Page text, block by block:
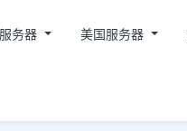
务器 美国服务器